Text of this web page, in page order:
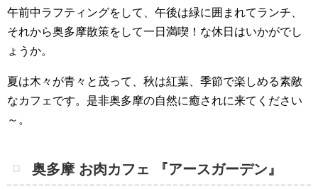
午前中ラフティングをして、午後は緑に囲まれてランチ、
それから奥多摩散策をして一日満喫！な休日はいかがでし
ょうか。
夏は木々が青々と茂って、秋は紅葉、季節で楽しめる素敵
なカフェです。是非奥多摩の自然に癒されに来てください
～。
奥多摩 お肉カフェ 『アースガーデン』